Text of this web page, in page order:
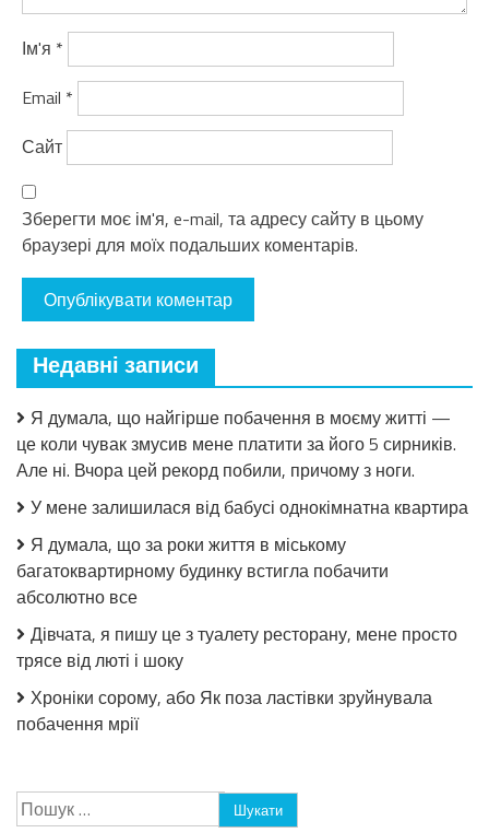
Ім'я *
Email *
Сайт
Зберегти моє ім'я, e-mail, та адресу сайту в цьому
браузері для моїх подальших коментарів.
Недавні записи
Я думала, що найгірше побачення в моєму житті —
це коли чувак змусив мене платити за його 5 сирників.
Але ні. Вчора цей рекорд побили, причому з ноги.
У мене залишилася від бабусі однокімнатна квартира
Я думала, що за роки життя в міському
багатоквартирному будинку встигла побачити
абсолютно все
Дівчата, я пишу це з туалету ресторану, мене просто
трясе від люті і шоку
Хроніки сорому, або Як поза ластівки зруйнувала
побачення мрії
Пошук: